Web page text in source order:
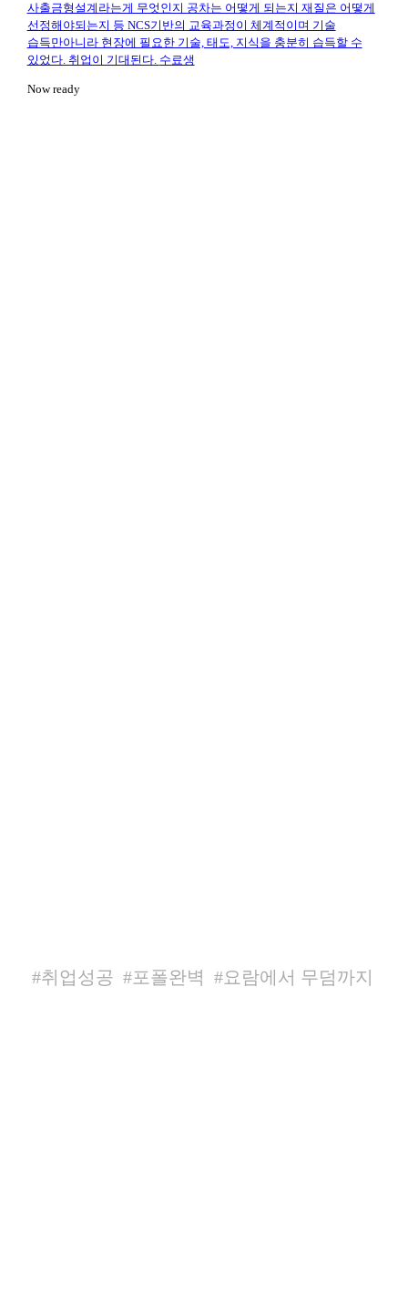
사출금형설계라는게 무엇인지 공차는 어떻게 되는지 재질은 어떻게
선정해야되는지 등 NCS기반의 교육과정이 체계적이며 기술
습득만아니라 현장에 필요한 기술, 태도, 지식을 충분히 습득할 수
있었다. 취업이 기대된다. 수료생
Now ready
#취업성공 #포폴완벽 #요람에서 무덤까지